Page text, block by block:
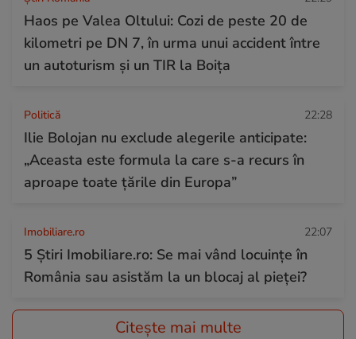
Haos pe Valea Oltului: Cozi de peste 20 de
kilometri pe DN 7, în urma unui accident între
un autoturism și un TIR la Boița
Politică 22:28
Ilie Bolojan nu exclude alegerile anticipate:
„Aceasta este formula la care s-a recurs în
aproape toate ţările din Europa”
Imobiliare.ro 22:07
5 Știri Imobiliare.ro: Se mai vând locuințe în
România sau asistăm la un blocaj al pieței?
Citește mai multe